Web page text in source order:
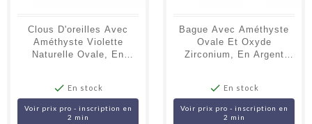
Clous D'oreilles Avec
Améthyste Violette
Naturelle Ovale, En
 En stock
Voir prix pro - inscription en
2 min
Bague Avec Améthyste
Ovale Et Oxyde
Zirconium, En Argent
 En stock
Voir prix pro - inscription en
2 min